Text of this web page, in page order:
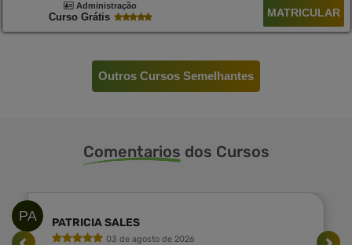
Administração
Curso Grátis MATRICULAR
Outros Cursos Semelhantes
Comentarios dos Cursos
PA PATRICIA SALES
03 de agosto de 2026